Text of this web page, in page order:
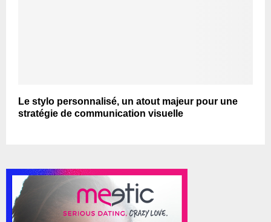
Le stylo personnalisé, un atout majeur pour une
stratégie de communication visuelle